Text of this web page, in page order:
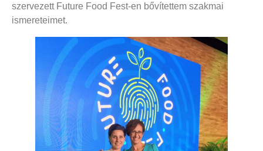
szervezett Future Food Fest-en bővítettem szakmai
ismereteimet.